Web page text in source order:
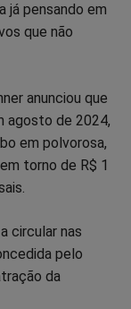
no
já pensando em
que não
anunciou que
agosto de 2024,
em polvorosa,
torno de R$ 1
circular nas
pelo
da